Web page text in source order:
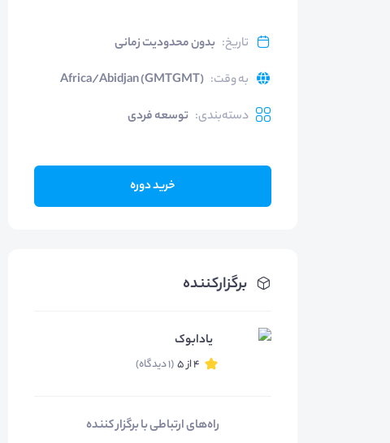
تاریخ: بدون محدودیت زمانی
به وقت:
Africa/Abidjan (GMTGMT)
دسته‌بندی: توسعه فردی
خرید دوره
برگزارکننده
یادابوک
4 از 5 (1 دیدگاه)
راه‌های ارتباطی با برگزار کننده